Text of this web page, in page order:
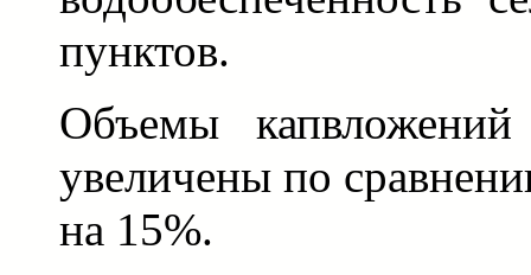
пунктов.
Объемы
увеличены по
на 15%.